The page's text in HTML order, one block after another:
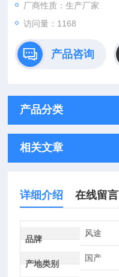
厂商性质：生产厂家
访问量：1168
产品咨询
产品分类
相关文章
详细介绍 在线留言
品牌
风途
产地类别
国产